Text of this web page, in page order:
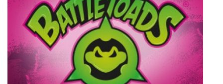
The Incredible Adventures of Van Helsing 2